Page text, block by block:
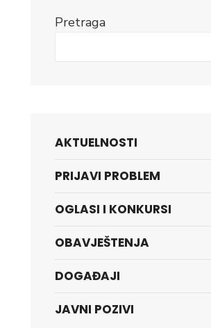
Pretraga
AKTUELNOSTI
PRIJAVI PROBLEM
OGLASI I KONKURSI
OBAVJEŠTENJA
DOGAĐAJI
JAVNI POZIVI